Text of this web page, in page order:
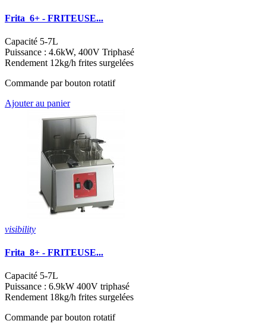
Frita_6+ - FRITEUSE...
Capacité 5-7L
Puissance : 4.6kW, 400V Triphasé
Rendement 12kg/h frites surgelées
Commande par bouton rotatif
Ajouter au panier
visibility
Frita_8+ - FRITEUSE...
Capacité 5-7L
Puissance : 6.9kW 400V triphasé
Rendement 18kg/h frites surgelées
Commande par bouton rotatif